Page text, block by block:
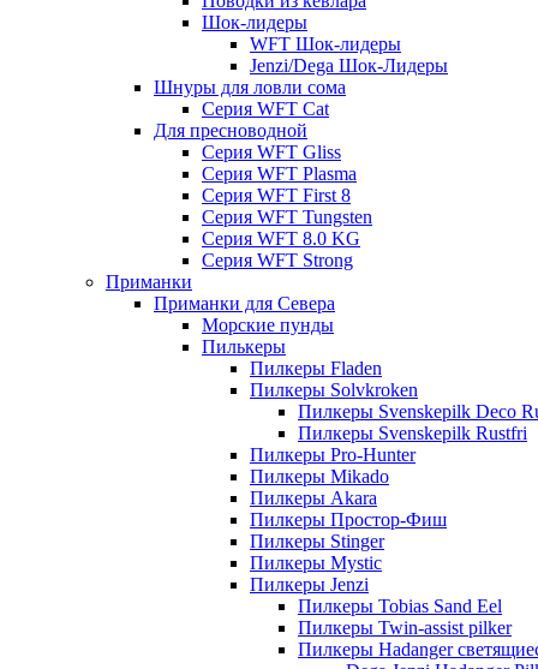
Шок-лидеры
WFT Шок-лидеры
Jenzi/Dega Шок-Лидеры
Шнуры для ловли сома
Серия WFT Cat
Для пресноводной
Серия WFT Gliss
Серия WFT Plasma
Серия WFT First 8
Серия WFT Tungsten
Серия WFT 8.0 KG
Серия WFT Strong
Приманки
Приманки для Севера
Морские пунды
Пилькеры
Пилкеры Fladen
Пилкеры Solvkroken
Пилкеры Svenskepilk Deco
Пилкеры Svenskepilk Rustfri
Пилкеры Pro-Hunter
Пилкеры Mikado
Пилкеры Akara
Пилкеры Простор-Фиш
Пилкеры Stinger
Пилкеры Mystic
Пилкеры Jenzi
Пилкеры Tobias Sand Eel
Пилкеры Twin-assist pilker
Пилкеры Hadanger